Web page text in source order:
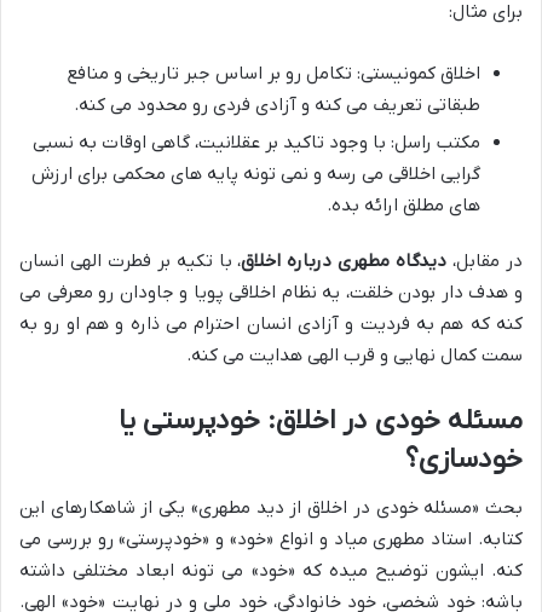
برای مثال:
اخلاق کمونیستی: تکامل رو بر اساس جبر تاریخی و منافع
طبقاتی تعریف می کنه و آزادی فردی رو محدود می کنه.
مکتب راسل: با وجود تاکید بر عقلانیت، گاهی اوقات به نسبی
گرایی اخلاقی می رسه و نمی تونه پایه های محکمی برای ارزش
های مطلق ارائه بده.
در مقابل، دیدگاه مطهری درباره اخلاق، با تکیه بر فطرت الهی انسان
و هدف دار بودن خلقت، یه نظام اخلاقی پویا و جاودان رو معرفی می
کنه که هم به فردیت و آزادی انسان احترام می ذاره و هم او رو به
سمت کمال نهایی و قرب الهی هدایت می کنه.
مسئله خودی در اخلاق: خودپرستی یا
خودسازی؟
بحث «مسئله خودی در اخلاق از دید مطهری» یکی از شاهکارهای این
کتابه. استاد مطهری میاد و انواع «خود» و «خودپرستی» رو بررسی می
کنه. ایشون توضیح میده که «خود» می تونه ابعاد مختلفی داشته
باشه: خود شخصی، خود خانوادگی، خود ملی و در نهایت «خود» الهی.